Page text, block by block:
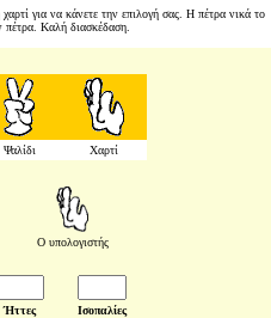
για να κάνετε την επιλογή σας. Η πέτρα νικά το
πέτρα. Καλή διασκέδαση.
Ψαλίδι Χαρτί
Ο υπολογιστής
Ήττες Ισοπαλίες